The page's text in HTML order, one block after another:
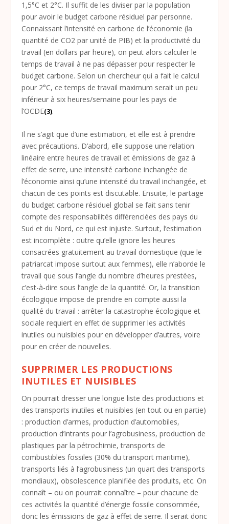
1,5°C et 2°C. Il suffit de les diviser par la population
pour avoir le budget carbone résiduel par personne.
Connaissant l’intensité en carbone de l’économie (la
quantité de CO2 par unité de PIB) et la productivité du
travail (en dollars par heure), on peut alors calculer le
temps de travail à ne pas dépasser pour respecter le
budget carbone. Selon un chercheur qui a fait le calcul
pour 2°C, ce temps de travail maximum serait un peu
inférieur à six heures/semaine pour les pays de
l’OCDE(3).
Il ne s’agit que d’une estimation, et elle est à prendre
avec précautions. D’abord, elle suppose une relation
linéaire entre heures de travail et émissions de gaz à
effet de serre, une intensité carbone inchangée de
l’économie ainsi qu’une intensité du travail inchangée, et
chacun de ces points est discutable. Ensuite, le partage
du budget carbone résiduel global se fait sans tenir
compte des responsabilités différenciées des pays du
Sud et du Nord, ce qui est injuste. Surtout, l’estimation
est incomplète : outre qu’elle ignore les heures
consacrées gratuitement au travail domestique (que le
patriarcat impose surtout aux femmes), elle n’aborde le
travail que sous l’angle du nombre d’heures prestées,
c’est-à-dire sous l’angle de la quantité. Or, la transition
écologique impose de prendre en compte aussi la
qualité du travail : arrêter la catastrophe écologique et
sociale requiert en effet de supprimer les activités
inutiles ou nuisibles pour en développer d’autres, voire
pour en créer de nouvelles.
SUPPRIMER LES PRODUCTIONS
INUTILES ET NUISIBLES
On pourrait dresser une longue liste des productions et
des transports inutiles et nuisibles (en tout ou en partie)
: production d’armes, production d’automobiles,
production d’intrants pour l’agrobusiness, production de
plastiques par la pétrochimie, transports de
combustibles fossiles (30% du transport maritime),
transports liés à l’agrobusiness (un quart des transports
mondiaux), obsolescence planifiée des produits, etc. On
connaît – ou on pourrait connaître – pour chacune de
ces activités la quantité d’énergie fossile consommée,
donc les émissions de gaz à effet de serre. Il serait donc